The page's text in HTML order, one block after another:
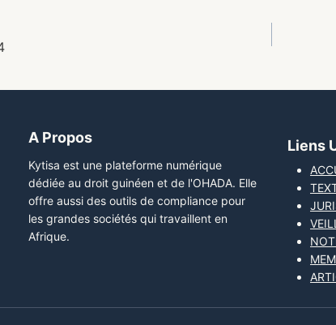
A Propos
Kytisa est une plateforme numérique
dédiée au droit guinéen et de l'OHADA. Elle
offre aussi des outils de compliance pour
les grandes sociétés qui travaillent en
Afrique.
Liens